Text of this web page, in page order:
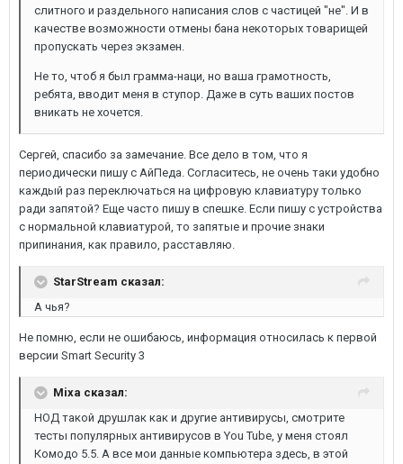
слитного и раздельного написания слов с частицей "не". И в
качестве возможности отмены бана некоторых товарищей
пропускать через экзамен.
Не то, чтоб я был грамма-наци, но ваша грамотность,
ребята, вводит меня в ступор. Даже в суть ваших постов
вникать не хочется.
Сергей, спасибо за замечание. Все дело в том, что я
периодически пишу с АйПеда. Согласитесь, не очень таки удобно
каждый раз переключаться на цифровую клавиатуру только
ради запятой? Еще часто пишу в спешке. Если пишу с устройства
с нормальной клавиатурой, то запятые и прочие знаки
припинания, как правило, расставляю.
StarStream сказал:
А чья?
Не помню, если не ошибаюсь, информация относилась к первой
версии Smart Security 3
Mixa сказал:
НОД такой друшлак как и другие антивирусы, смотрите
тесты популярных антивирусов в You Tube, у меня стоял
Комодо 5.5. А все мои данные компьютера здесь, в этой